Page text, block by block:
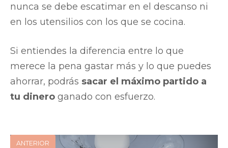
nunca se debe escatimar en el descanso ni
en los utensilios con los que se cocina.
Si entiendes la diferencia entre lo que
merece la pena gastar más y lo que puedes
ahorrar, podrás sacar el máximo partido a
tu dinero ganado con esfuerzo.
ANTERIOR